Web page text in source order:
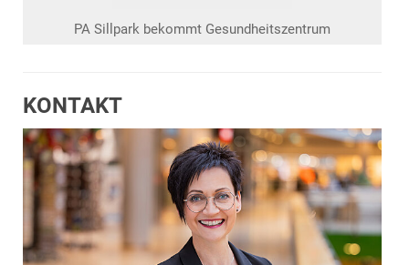
PA Sillpark bekommt Gesundheitszentrum
KONTAKT